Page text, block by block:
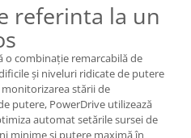
referinta la un
o combinație remarcabilă de
și niveluri ridicate de putere
stării de
putere, PowerDrive utilizează
automat setările sursei de
minime și putere maximă în